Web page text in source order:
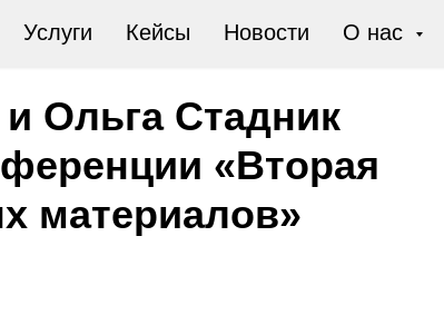
Услуги Кейсы Новости О нас
Ольга Стадник
«Вторая
материалов»